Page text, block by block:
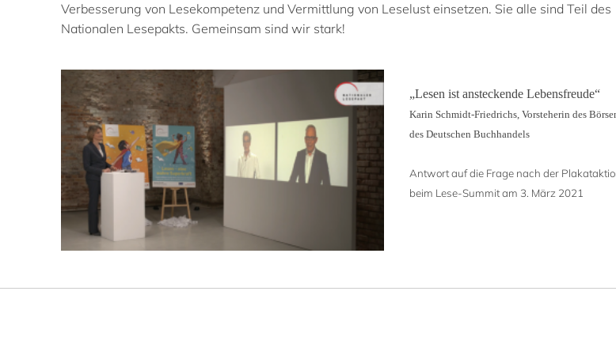
Verbesserung von Lesekompetenz und Vermittlung von Leselust einsetzen. Sie alle sind Teil des
Nationalen Lesepakts. Gemeinsam sind wir stark!
„Lesen ist ansteckende Lebensfreude“
Karin Schmidt-Friedrichs, Vorsteherin des
des Deutschen Buchhandels
Antwort auf die Frage nach der
beim Lese-Summit am 3. März 2021